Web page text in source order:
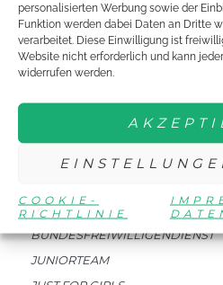
personalisierten Werbung sowie der
Funktion werden dabei Daten an Dritte
verarbeitet. Diese Einwilligung ist
Website nicht erforderlich und kann
widerrufen werden.
COOKIE-
RICHTLINIE
DTTJ
EVENTS
MITMACHEN
BUNDESFREIWILLIGENDIENST
JUNIORTEAM